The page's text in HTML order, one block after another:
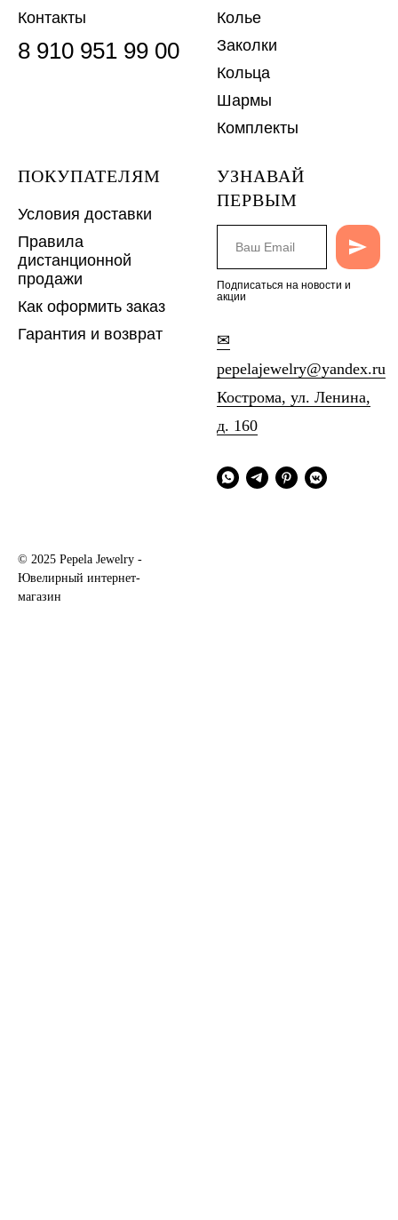
Контакты
8 910 951 99 00
Колье
Заколки
Кольца
Шармы
Комплекты
ПОКУПАТЕЛЯМ
Условия доставки
Правила
дистанционной
продажи
Как оформить заказ
Гарантия и возврат
УЗНАВАЙ
ПЕРВЫМ
Подписаться на новости и
акции
✉
pepelajewelry@yandex.ru
Кострома, ул. Ленина,
д. 160
© 2025 Pepela Jewelry -
Ювелирный интернет-
магазин